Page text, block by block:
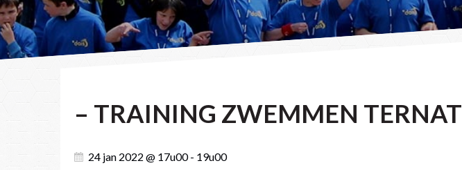
– TRAINING ZWEMMEN TERNAT
24 jan 2022 @ 17u00 - 19u00